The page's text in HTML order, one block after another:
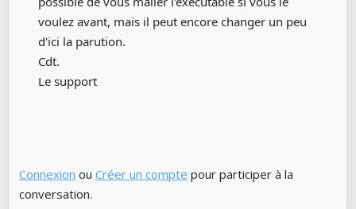
voulez avant, mais il peut encore changer un peu
d'ici la parution.
Cdt.
Le support
Connexion ou Créer un compte pour participer à la
conversation.